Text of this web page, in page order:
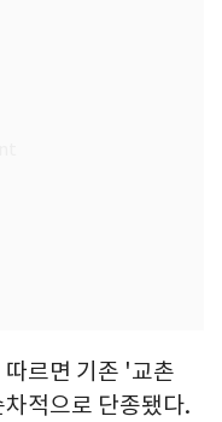
르면 기존 '교촌
적으로 단종됐다.